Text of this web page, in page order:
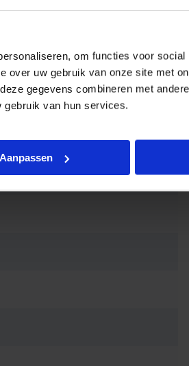
om functies voor social
over uw gebruik van onze site met
gegevens combineren met
van hun services.
Aanpassen